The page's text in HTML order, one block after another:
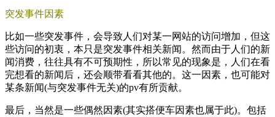
突发事件因素
比如一些突发事件，会导致人们对某一网站的访问增加，但这
些访问的初衷，本只是突发事件相关新闻。然而由于人们的新
闻消费，往往具有不可预期性，所以常见的现象是，人们在看
完想看的新闻后，还会顺带看看其他的。这一因素，也可能对
某条新闻(与突发事件无关)的pv有所贡献。
最后，当然是一些偶然因素(其实搭便车因素也属于此)。包括